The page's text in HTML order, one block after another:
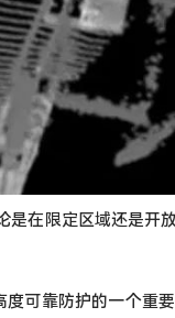
在限定区域还是开
可靠防护的一个重